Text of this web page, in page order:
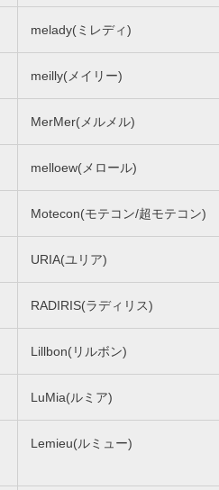
melady(ミレディ)
meilly(メイリー)
MerMer(メルメル)
melloew(メロール)
Motecon(モテコン/超モテコン)
URIA(ユリア)
RADIRIS(ラディリス)
Lillbon(リルボン)
LuMia(ルミア)
Lemieu(ルミュー)